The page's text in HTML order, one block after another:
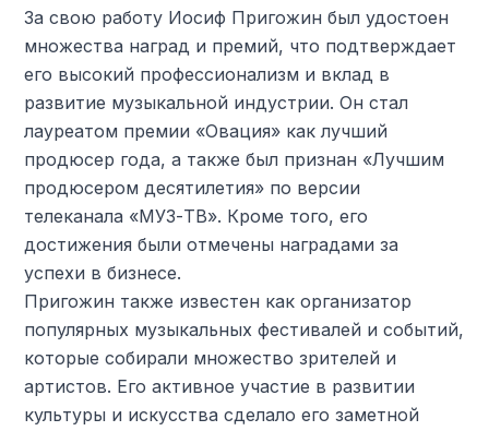
За свою работу Иосиф Пригожин был удостоен
множества наград и премий, что подтверждает
его высокий профессионализм и вклад в
развитие музыкальной индустрии. Он стал
лауреатом премии «Овация» как лучший
продюсер года, а также был признан «Лучшим
продюсером десятилетия» по версии
телеканала «МУЗ-ТВ». Кроме того, его
достижения были отмечены наградами за
успехи в бизнесе.
Пригожин также известен как организатор
популярных музыкальных фестивалей и событий,
которые собирали множество зрителей и
артистов. Его активное участие в развитии
культуры и искусства сделало его заметной